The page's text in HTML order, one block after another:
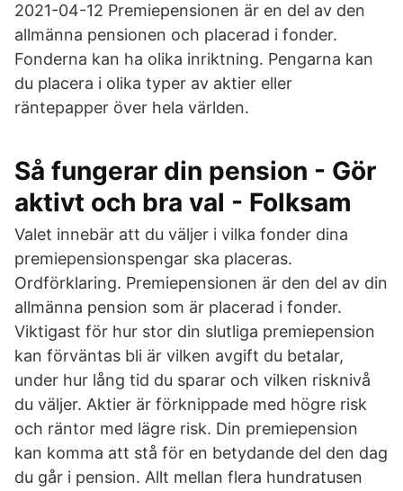
2021-04-12 Premiepensionen är en del av den
allmänna pensionen och placerad i fonder.
Fonderna kan ha olika inriktning. Pengarna kan
du placera i olika typer av aktier eller
räntepapper över hela världen.
Så fungerar din pension - Gör
aktivt och bra val - Folksam
Valet innebär att du väljer i vilka fonder dina
premiepensionspengar ska placeras.
Ordförklaring. Premiepensionen är den del av din
allmänna pension som är placerad i fonder.
Viktigast för hur stor din slutliga premiepension
kan förväntas bli är vilken avgift du betalar,
under hur lång tid du sparar och vilken risknivå
du väljer. Aktier är förknippade med högre risk
och räntor med lägre risk. Din premiepension
kan komma att stå för en betydande del den dag
du går i pension. Allt mellan flera hundratusen